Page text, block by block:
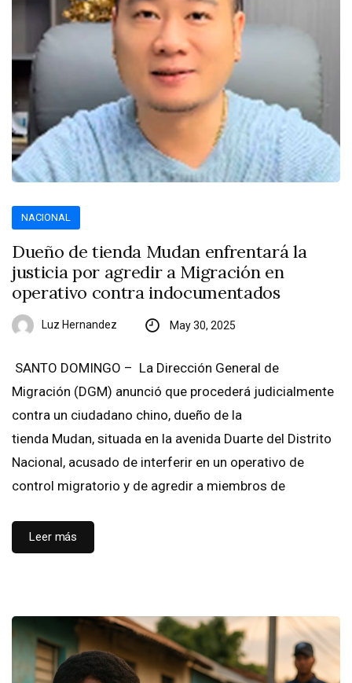
NACIONAL
Dueño de tienda Mudan enfrentará la
justicia por agredir a Migración en
operativo contra indocumentados
Luz Hernandez May 30, 2025
SANTO DOMINGO – La Dirección General de
Migración (DGM) anunció que procederá judicialmente
contra un ciudadano chino, dueño de la
tienda Mudan, situada en la avenida Duarte del Distrito
Nacional, acusado de interferir en un operativo de
control migratorio y de agredir a miembros de
Leer más